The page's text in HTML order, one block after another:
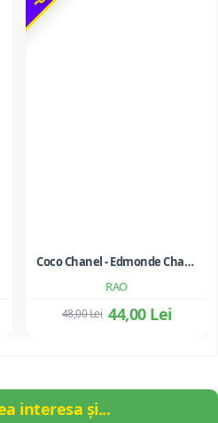
RAO
Coco Chanel - Edmonde Charles-Roux
44,00 Lei
48,00 Lei
interesa și...